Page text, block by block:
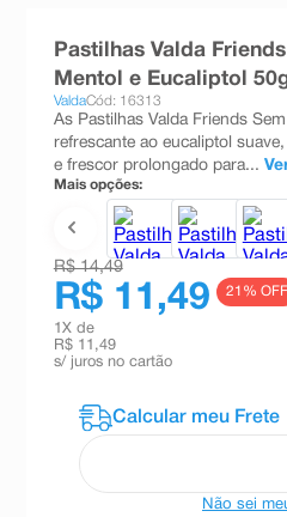
Pastilhas Valda
Mentol e Eucaliptol
ValdaCód: 16313
As Pastilhas Valda Friends
refrescante ao eucaliptol
e frescor prolongado para...
Mais opções:
R$ 14,49
R$ 11,49 21 % OFF
1 X de
R$ 11,49
s/ juros no cartão
Não sei
teste gravidez
ºesmalte